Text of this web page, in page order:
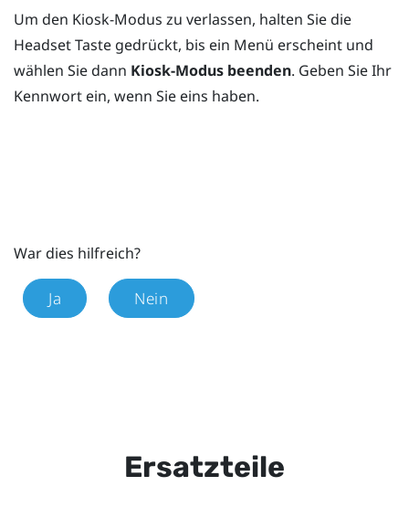
Um den Kiosk-Modus zu verlassen, halten Sie die
Headset Taste gedrückt, bis ein Menü erscheint und
wählen Sie dann Kiosk-Modus beenden. Geben Sie Ihr
Kennwort ein, wenn Sie eins haben.
War dies hilfreich?
Ja Nein
Ersatzteile